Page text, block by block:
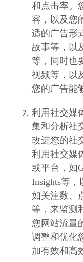
和点击率。
容，以及您
适的广告形
故事等，以
等，同时也
视频等，以
您的广告能
利用社交媒
集和分析社
改进您的社
利用社交媒
或平台，如
Insights等
如关注数、
等，来监测
您网站流量
调整和优化
加有效和高